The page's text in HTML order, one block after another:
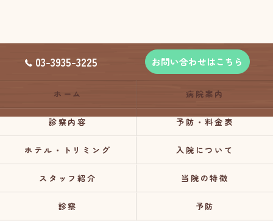
03-3935-3225 お問い合わせはこちら
ホーム 病院案内
診察内容 予防・料金表
ホテル・トリミング 入院について
スタッフ紹介 当院の特徴
診察 予防